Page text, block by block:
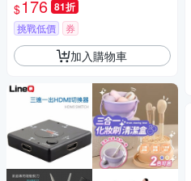
納 周邊)
$176 81折
挑戰低價 券
加入購物車